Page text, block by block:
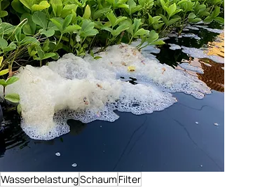
WasserbelastungSchaum Filter